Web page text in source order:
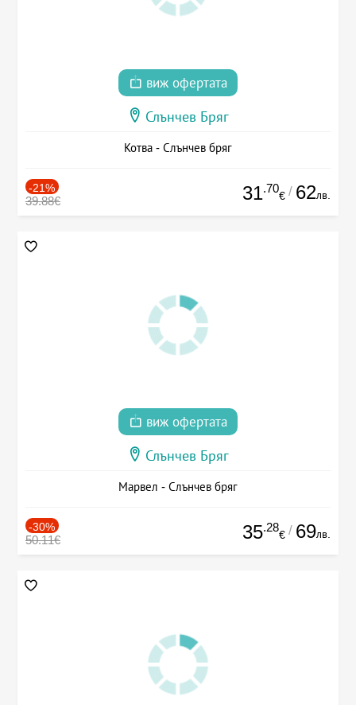
виж офертата
Слънчев Бряг
Котва - Слънчев бряг
-21%
39.88€ 31.70
€ / 62лв.
виж офертата
Слънчев Бряг
Марвел - Слънчев бряг
-30%
50.11€ 35.28
€ / 69лв.